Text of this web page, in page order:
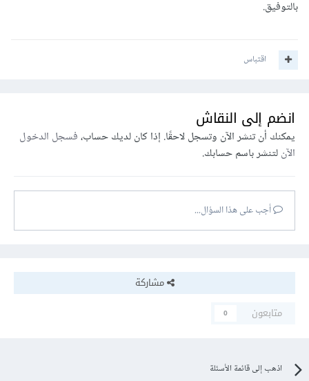
بالتوفيق.
اقتباس
انضم إلى النقاش
يمكنك أن تنشر الآن وتسجل لاحقًا. إذا كان لديك حساب،فسجل الدخول
الآنلتنشر باسم حسابك.
أجب على هذا السؤال...
مشاركة
متابعون
0
اذهب إلى قائمة الأسئلة